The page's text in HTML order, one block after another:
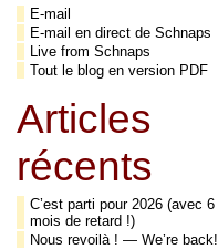
E-mail
E-mail en direct de Schnaps
Live from Schnaps
Tout le blog en version PDF
Articles
récents
C’est parti pour 2026 (avec 6
mois de retard !)
Nous revoilà ! — We’re back!